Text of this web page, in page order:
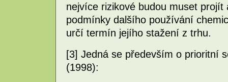
nejvíce rizikové budou muset
podmínky dalšího používání
určí termín jejího stažení z trhu.
[3] Jedná se především o prioritní
(1998):